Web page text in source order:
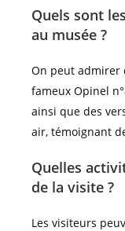
Quels sont
au musée ?
On peut admirer
fameux Opinel
ainsi que des
air, témoignant
Quelles
de la visite ?
Les visiteurs